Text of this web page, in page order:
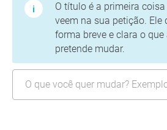
O título é a primeira
veem na sua petição. Ele
forma breve e clara o
pretende mudar.